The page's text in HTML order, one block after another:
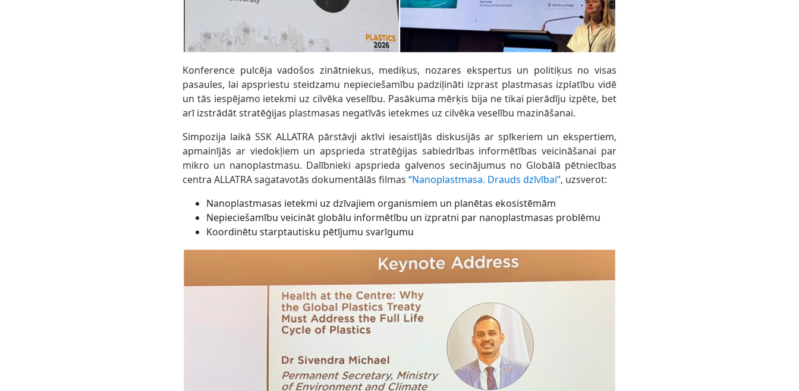
Konference pulcēja vadošos zinātniekus, mediķus, nozares ekspertus un politiķus no visas
pasaules, lai apspriestu steidzamu nepieciešamību padziļināti izprast plastmasas izplatību vidē
un tās iespējamo ietekmi uz cilvēka veselību. Pasākuma mērķis bija ne tikai pierādīju izpēte, bet
arī izstrādāt stratēģijas plastmasas negatīvās ietekmes uz cilvēka veselību mazināšanai.
Simpozija laikā SSK ALLATRA pārstāvji aktīvi iesaistījās diskusijās ar spīkeriem un ekspertiem,
apmainījās ar viedokļiem un apsprieda stratēģijas sabiedrības informētības veicināšanai par
mikro un nanoplastmasu. Dalībnieki apsprieda galvenos secinājumus no Globālā pētniecības
centra ALLATRA sagatavotās dokumentālās filmas “Nanoplastmasa. Drauds dzīvībai”, uzsverot:
Nanoplastmasas ietekmi uz dzīvajiem organismiem un planētas ekosistēmām
Nepieciešamību veicināt globālu informētību un izpratni par nanoplastmasas problēmu
Koordinētu starptautisku pētījumu svarīgumu